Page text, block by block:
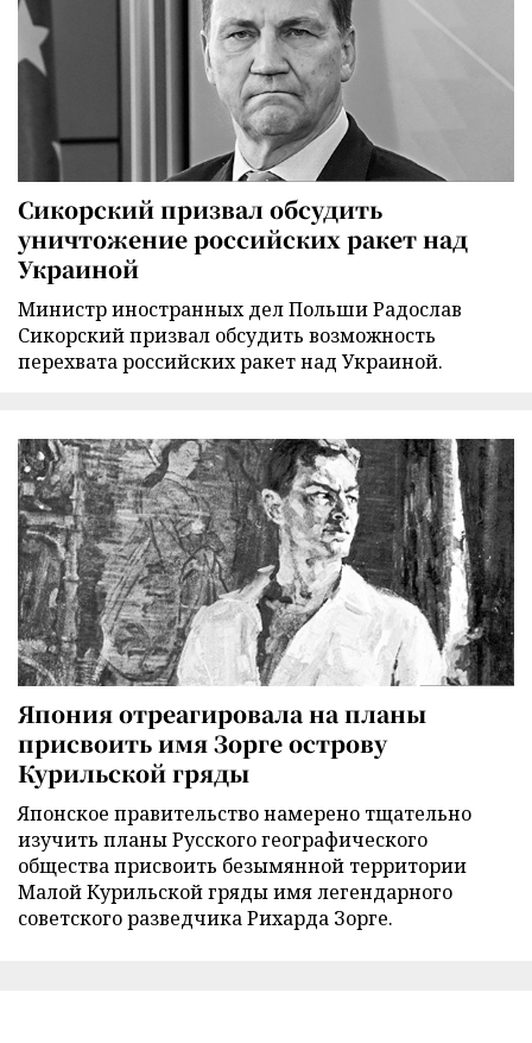
Сикорский призвал обсудить
уничтожение российских ракет над
Украиной
Министр иностранных дел Польши Радослав
Сикорский призвал обсудить возможность
перехвата российских ракет над Украиной.
Япония отреагировала на планы
присвоить имя Зорге острову
Курильской гряды
Японское правительство намерено тщательно
изучить планы Русского географического
общества присвоить безымянной территории
Малой Курильской гряды имя легендарного
советского разведчика Рихарда Зорге.